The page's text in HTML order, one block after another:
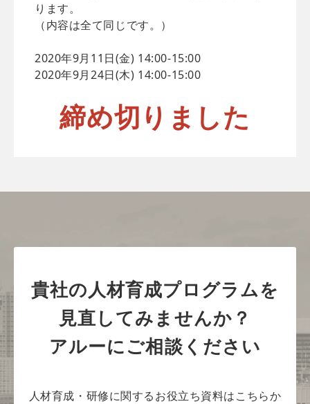
ります。
（内容は全て同じです。）
2020年9月11日(金) 14:00-15:00
2020年9月24日(木) 14:00-15:00
締め切りました
貴社の人材育成プログラムを
見直してみませんか？
アルーにご相談ください
人材育成・研修に関するお役立ち資料はこちらか